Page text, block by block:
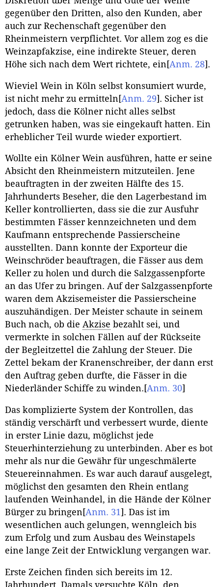
gegenüber den Dritten, also den Kunden, aber
auch zur Rechenschaft gegenüber den
Rheinmeistern verpflichtet. Vor allem zog es die
Weinzapfakzise, eine indirekte Steuer, deren
Höhe sich nach dem Wert richtete, ein [Anm. 28] .
Wieviel Wein in Köln selbst konsumiert wurde,
ist nicht mehr zu ermitteln [Anm. 29] . Sicher ist
jedoch, dass die Kölner nicht alles selbst
getrunken haben, was sie eingekauft hatten. Ein
erheblicher Teil wurde wieder exportiert.
Wollte ein Kölner Wein ausführen, hatte er seine
Absicht den Rheinmeistern mitzuteilen. Jene
beauftragten in der zweiten Hälfte des 15.
Jahrhunderts Beseher, die den Lagerbestand im
Keller kontrollierten, dass sie die zur Ausfuhr
bestimmten Fässer kennzeichneten und dem
Kaufmann entsprechende Passierscheine
ausstellten. Dann konnte der Exporteur die
Weinschröder beauftragen, die Fässer aus dem
Keller zu holen und durch die Salzgassenpforte
an das Ufer zu bringen. Auf der Salzgassenpforte
waren dem Akzisemeister die Passierscheine
auszuhändigen. Der Meister schaute in seinem
Buch nach, ob die Akzise bezahlt sei, und
vermerkte in solchen Fällen auf der Rückseite
der Begleitzettel die Zahlung der Steuer. Die
Zettel bekam der Kranenschreiber, der dann erst
den Auftrag geben durfte, die Fässer in die
Niederländer Schiffe zu winden. [Anm. 30]
Das komplizierte System der Kontrollen, das
ständig verschärft und verbessert wurde, diente
in erster Linie dazu, möglichst jede
Steuerhinterziehung zu unterbinden. Aber es bot
mehr als nur die Gewähr für ungeschmälerte
Steuereinnahmen. Es war auch darauf ausgelegt,
möglichst den gesamten den Rhein entlang
laufenden Weinhandel, in die Hände der Kölner
Bürger zu bringen [Anm. 31] . Das ist im
wesentlichen auch gelungen, wenngleich bis
zum Erfolg und zum Ausbau des Weinstapels
eine lange Zeit der Entwicklung vergangen war.
Erste Zeichen finden sich bereits im 12.
Jahrhundert. Damals versuchte Köln, den